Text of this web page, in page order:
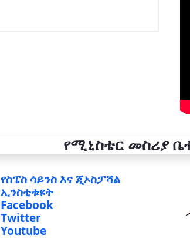
የሚኒስቴር መስሪያ
የስፔስ ሳይንስ እና ጂኦስፓሻል
ኢንስቲቱዩት
Facebook
Twitter
Youtube